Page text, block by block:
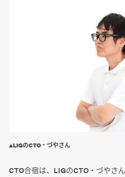
▲LIGのCTO・づやさん
CTO合宿は、LIGのCTO・づやさ